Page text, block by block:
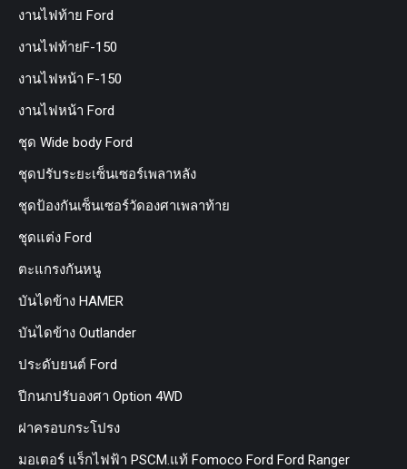
งานไฟท้าย Ford
งานไฟท้ายF-150
งานไฟหน้า F-150
งานไฟหน้า Ford
ชุด Wide body Ford
ชุดปรับระยะเซ็นเซอร์เพลาหลัง
ชุดป้องกันเซ็นเซอร์วัดองศาเพลาท้าย
ชุดแต่ง Ford
ตะแกรงกันหนู
บันไดข้าง HAMER
บันไดข้าง Outlander
ประดับยนต์ Ford
ปีกนกปรับองศา Option 4WD
ฝาครอบกระโปรง
มอเตอร์ แร็กไฟฟ้า PSCM.แท้ Fomoco Ford Ford Ranger